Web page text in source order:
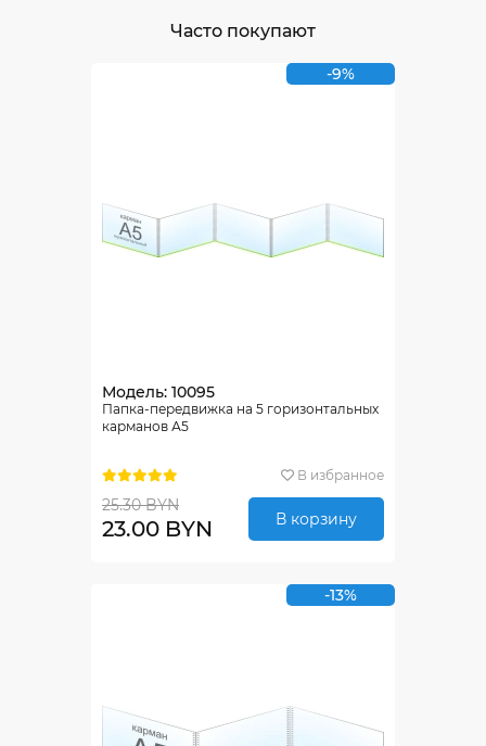
Часто покупают
-9%
Модель: 10095
Папка-передвижка на 5 горизонтальных
карманов А5
В избранное
25.30 BYN
23.00 BYN В корзину
-13%